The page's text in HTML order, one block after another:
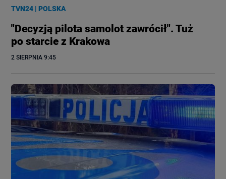
TVN24 |POLSKA
"Decyzją pilota samolot zawrócił". Tuż
po starcie z Krakowa
2 SIERPNIA 9:45